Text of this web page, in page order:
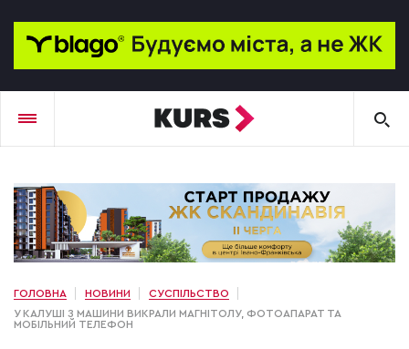
ГОЛОВНА НОВИНИ
СУСПІЛЬСТВО
У КАЛУШІ З МАШИНИ ВИКРАЛИ МАГНІТОЛУ, ФОТОАПАРАТ ТА
МОБІЛЬНИЙ ТЕЛЕФОН